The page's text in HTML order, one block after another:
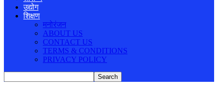
उद्योग
शिक्षण
मनोरंजन
ABOUT US
CONTACT US
TERMS & CONDITIONS
PRIVACY POLICY